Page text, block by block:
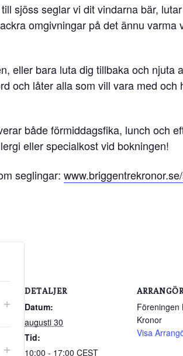
sjöss seglar vi dit vindarna bär,
omgivningar på det ännu varma
eller bara luta dig tillbaka och njuta
och låter alla som vill vara med och
både förmiddagsfika, lunch och
eller specialkost vid bokningen!
seglingar:
DETALJER
Datum:
augusti 30
Tid:
10:00 - 17:00 CEST
Föreningen
Kronor
Visa
Increase
ticket
quantity
+
Increase
+